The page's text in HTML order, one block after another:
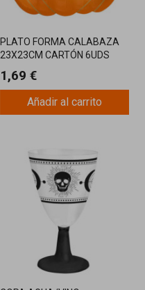
PLATO FORMA CALABAZA
23X23CM CARTÓN 6UDS
1,69 €
Añadir al carrito